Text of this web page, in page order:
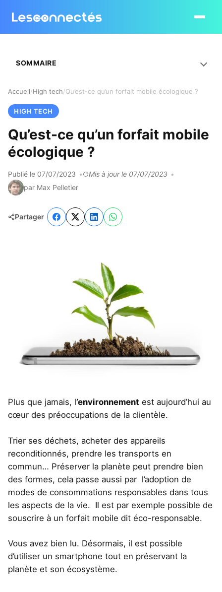
Ouvrir le
Accueil High tech Qu’est-ce qu’un forfait mobile écologique ?
HIGH TECH
Qu’est-ce qu’un forfait mobile
écologique ?
Publié le 07/07/2023
Mis à jour le 07/07/2023
par Max Pelletier
Partager
Plus que jamais, l’environnement est aujourd’hui au
cœur des préoccupations de la clientèle.
Trier ses déchets, acheter des appareils
reconditionnés, prendre les transports en
commun… Préserver la planète peut prendre bien
des formes, cela passe aussi par l’adoption de
modes de consommations responsables dans tous
les aspects de la vie. Il est par exemple possible de
souscrire à un forfait mobile dit éco-responsable.
Vous avez bien lu. Désormais, il est possible
d’utiliser un smartphone tout en préservant la
planète et son écosystème.
SOMMAIRE